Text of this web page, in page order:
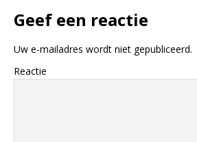
Geef een reactie
Uw e-mailadres wordt niet gepubliceerd.
Reactie